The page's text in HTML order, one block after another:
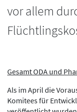
vor allem
Gesamt ODA und
Als im April die
Komitees für